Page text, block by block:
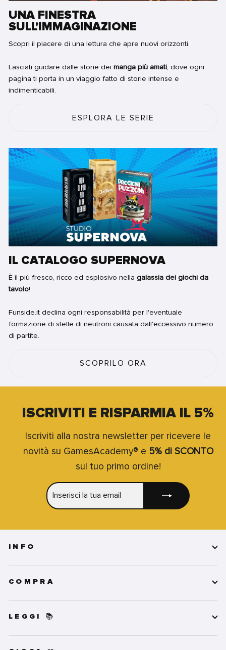
UNA FINESTRA
SULL'IMMAGINAZIONE
Scopri il piacere di una lettura che apre nuovi orizzonti.
Lasciati guidare dalle storie dei manga più amati , dove ogni
pagina ti porta in un viaggio fatto di storie intense e
indimenticabili.
ESPLORA LE SERIE
IL CATALOGO SUPERNOVA
È il più fresco, ricco ed esplosivo nella galassia dei giochi da
tavolo!
Funside.it declina ogni responsabilità per l'eventuale
formazione di stelle di neutroni causata dall'eccessivo numero
di partite.
SCOPRILO ORA
ISCRIVITI E RISPARMIA IL 5%
Iscriviti alla nostra newsletter per ricevere le
novità su GamesAcademy® e 5% di SCONTO
sul tuo primo ordine!
LA
INFO
COMPRA
LEGGI 📚